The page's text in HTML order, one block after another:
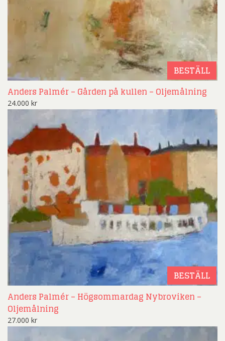
BESTÄLL
Anders Palmér – Gården på kullen – Oljemålning
24.000 kr
BESTÄLL
Anders Palmér – Högsommardag Nybroviken –
Oljemålning
27.000 kr